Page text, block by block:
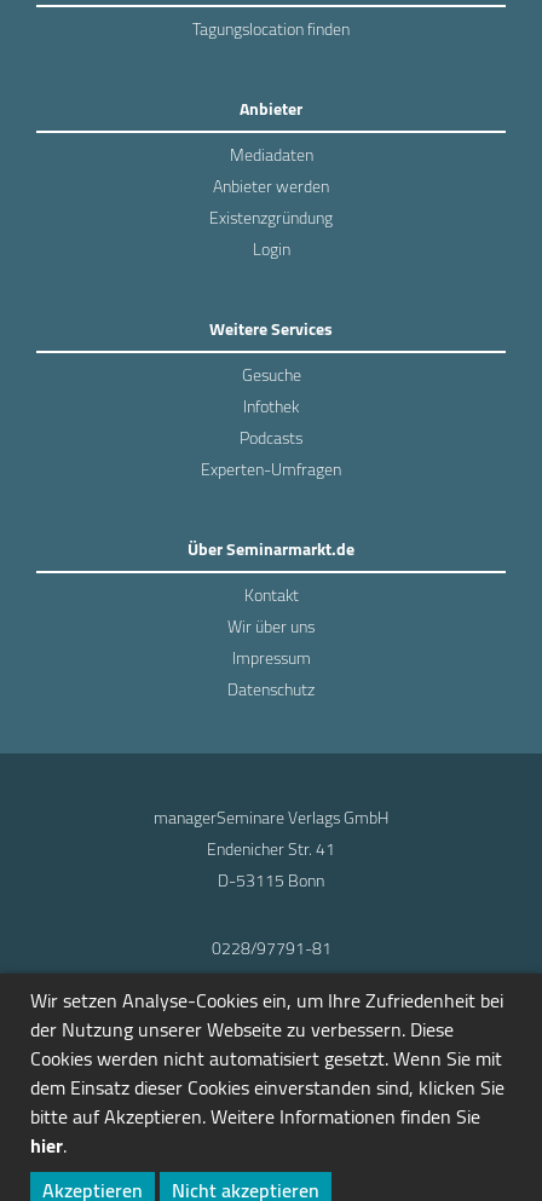
Tagungslocation finden
Anbieter
Mediadaten
Anbieter werden
Existenzgründung
Login
Weitere Services
Gesuche
Infothek
Podcasts
Experten-Umfragen
Über Seminarmarkt.de
Kontakt
Wir über uns
Impressum
Datenschutz
managerSeminare Verlags GmbH
Endenicher Str. 41
D-53115 Bonn
0228/97791-81
info@seminarmarkt.de
© 2001-2026
Wir setzen Analyse-Cookies ein, um Ihre Zufriedenheit bei
der Nutzung unserer Webseite zu verbessern. Diese
Cookies werden nicht automatisiert gesetzt. Wenn Sie mit
dem Einsatz dieser Cookies einverstanden sind, klicken Sie
bitte auf Akzeptieren. Weitere Informationen finden Sie
hier.
Akzeptieren
Nicht akzeptieren